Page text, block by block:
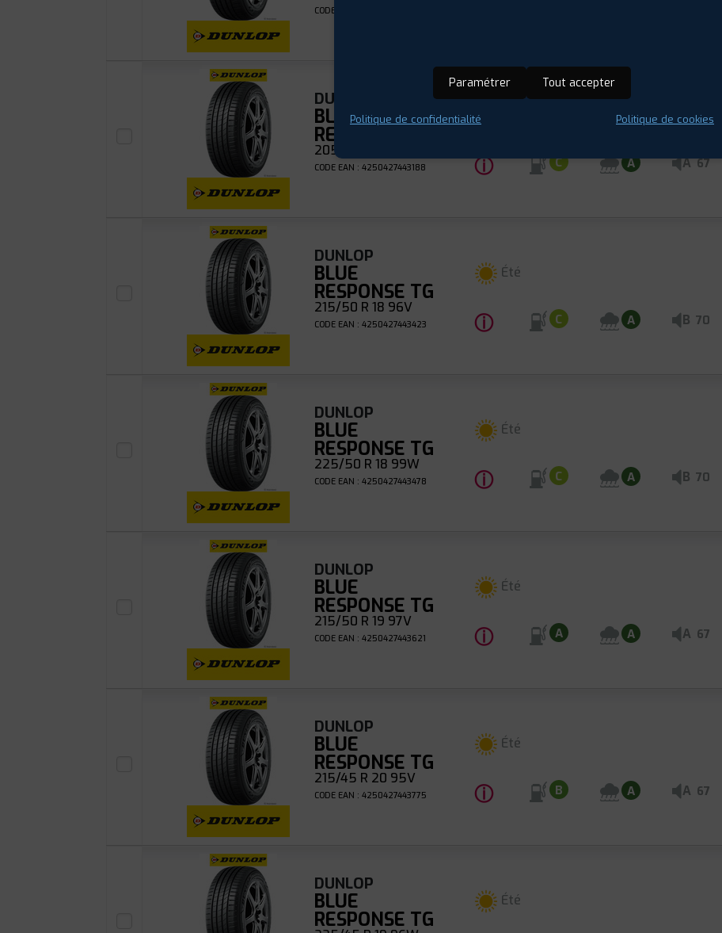
CODE EAN : 4250427443652
DUNLOP
BLUE
RESPONSE TG
205/60 R 17 97W
CODE EAN : 4250427443188 ⓘ C A A 67
DUNLOP
BLUE
RESPONSE TG
215/50 R 18 96V
CODE EAN : 4250427443423
Été
ⓘ C A B 70
DUNLOP
BLUE
RESPONSE TG
225/50 R 18 99W
CODE EAN : 4250427443478
Été
ⓘ C A B 70
DUNLOP
BLUE
RESPONSE TG
215/50 R 19 97V
CODE EAN : 4250427443621
Été
ⓘ A A A 67
DUNLOP
BLUE
RESPONSE TG
215/45 R 20 95V
CODE EAN : 4250427443775
Été
ⓘ B A A 67
DUNLOP
BLUE
RESPONSE TG
Été
Paramétrer Tout accepter
Politique de confidentialité Politique de cookies